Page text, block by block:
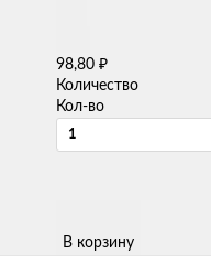
98,80 ₽
Количество
Кол-во
В корзину